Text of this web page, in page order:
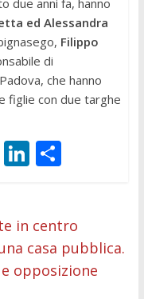
ed Alessandra
Filippo
di
che hanno
figlie con due targhe
Li
e
dI
n
C
di
vi
di
in centro
casa pubblica.
opposizione